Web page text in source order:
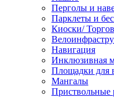
Перголы и
Парклеты и
Киоски/
Навигация
Инклюзивная
Площадки для
Мангалы
Приствольные